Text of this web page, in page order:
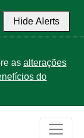
Hide Alerts
as alterações
do